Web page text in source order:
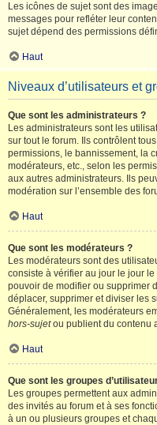
Les icônes de sujet sont des
messages pour refléter leur
sujet dépend des permissions
Haut
Niveaux d’utilisateurs et
Que sont les administrateurs ?
Les administrateurs sont les
sur tout le forum. Ils contrôlent
permissions, le bannissement, la
modérateurs, etc., selon les
aux autres administrateurs. Ils
modération sur l’ensemble des
Haut
Que sont les modérateurs ?
Les modérateurs sont des
consiste à vérifier au jour le jour
pouvoir de modifier ou supprimer
déplacer, supprimer et diviser les
Généralement, les modérateurs
hors-sujetou publient du contenu
Haut
Que sont les groupes
Les groupes permettent aux
des invités au forum et à ses
à un ou plusieurs groupes et